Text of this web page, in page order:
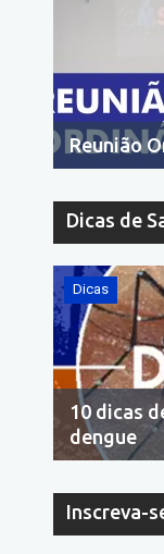
Reunião
Dicas de
Dicas
10 dicas
dengue
Inscreva-